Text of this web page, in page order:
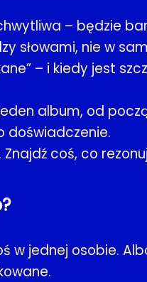
– będzie
słowami, nie w
– i kiedy jest
album, od
doświadczenie.
coś, co
w jednej osobie.